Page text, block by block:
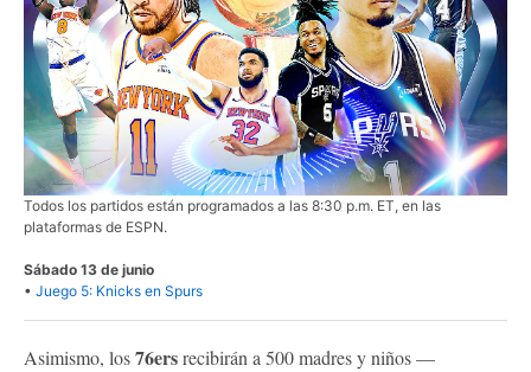
Todos los partidos están programados a las 8:30 p.m. ET, en las
plataformas de ESPN.
Sábado 13 de junio
• Juego 5: Knicks en Spurs
Asimismo, los76ersrecibirán a 500 madres y niños —